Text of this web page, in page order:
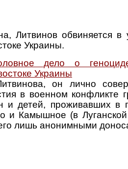
Литвинов обвиняется в
Украины.
дело о геноциде
Украины
он лично
в военном конфликте
и детей, проживавших в
и Камышное (в
лишь анонимными